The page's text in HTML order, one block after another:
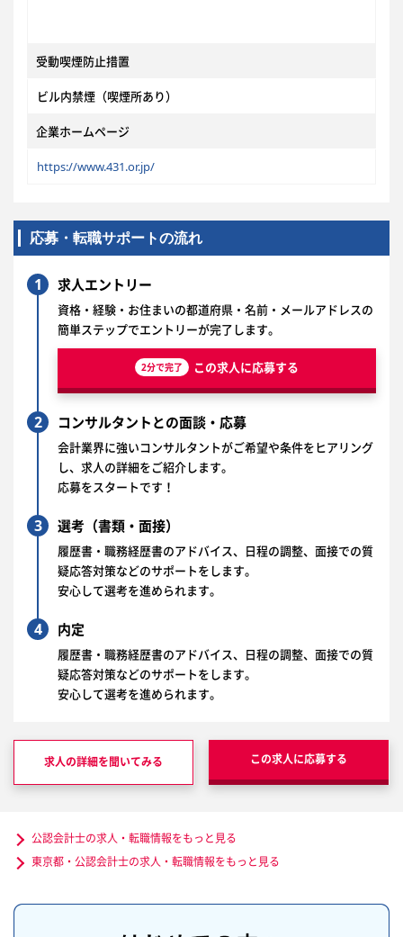
受動喫煙防止措置
ビル内禁煙（喫煙所あり）
企業ホームページ
https://www.431.or.jp/
応募・転職サポートの流れ
1 求人エントリー
資格・経験・お住まいの都道府県・名前・メールアドレスの
簡単ステップでエントリーが完了します。
2分で完了 この求人に応募する
2 コンサルタントとの面談・応募
会計業界に強いコンサルタントがご希望や条件をヒアリング
し、求人の詳細をご紹介します。
応募をスタートです！
3 選考（書類・面接）
履歴書・職務経歴書のアドバイス、日程の調整、面接での質
疑応答対策などのサポートをします。
安心して選考を進められます。
4 内定
履歴書・職務経歴書のアドバイス、日程の調整、面接での質
疑応答対策などのサポートをします。
安心して選考を進められます。
求人の詳細を聞いてみる この求人に応募する
公認会計士の求人・転職情報をもっと見る
東京都・公認会計士の求人・転職情報をもっと見る